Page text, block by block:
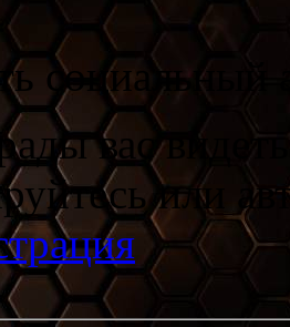
социальный
вас
или